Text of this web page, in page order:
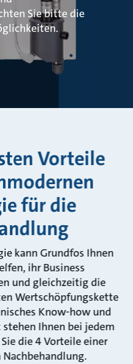
Sie bitte die
Vorteile
für die
kann Grundfos Ihnen
ihr Business
und gleichzeitig die
Wertschöpfungskette
Know-how und
Ihnen bei jedem
die 4 Vorteile einer